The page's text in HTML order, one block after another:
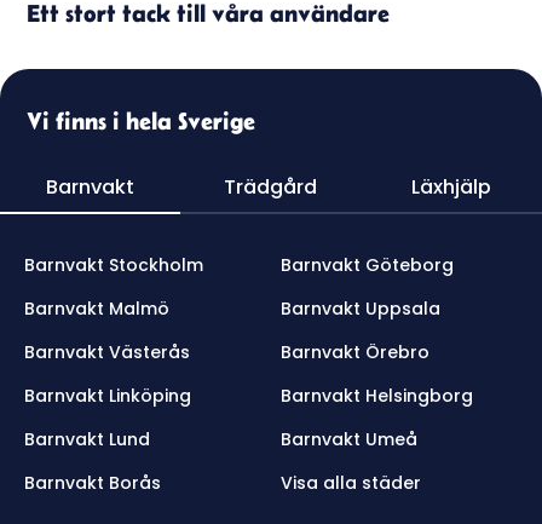
Ett stort tack till våra användare
Vi finns i hela Sverige
Barnvakt Trädgård Läxhjälp
Barnvakt Stockholm
Barnvakt Göteborg
Barnvakt Malmö
Barnvakt Uppsala
Barnvakt Västerås
Barnvakt Örebro
Barnvakt Linköping
Barnvakt Helsingborg
Barnvakt Lund
Barnvakt Umeå
Barnvakt Borås
Visa alla städer